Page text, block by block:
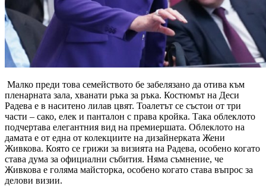
Малко преди това семейството бе забелязано да отива към
пленарната зала, хванати ръка за ръка. Костюмът на Деси
Радева е в наситено лилав цвят. Тоалетът се състои от три
части – сако, елек и панталон с права кройка. Така облеклото
подчертава елегантния вид на премиершата. Облеклото на
дамата е от една от колекциите на дизайнерката Жени
Живкова. Която се грижи за визията на Радева, особено когато
става дума за официални събития. Няма съмнение, че
Живкова е голяма майсторка, особено когато става въпрос за
делови визии.